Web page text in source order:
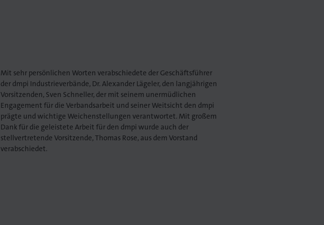
Mit sehr persönlichen Worten verabschiedete der Geschäftsführer
der dmpi Industrieverbände, Dr. Alexander Lägeler, den langjährigen
Vorsitzenden, Sven Schneller, der mit seinem unermüdlichen
Engagement für die Verbandsarbeit und seiner Weitsicht den dmpi
prägte und wichtige Weichenstellungen verantwortet. Mit großem
Dank für die geleistete Arbeit für den dmpi wurde auch der
stellvertretende Vorsitzende, Thomas Rose, aus dem Vorstand
verabschiedet.